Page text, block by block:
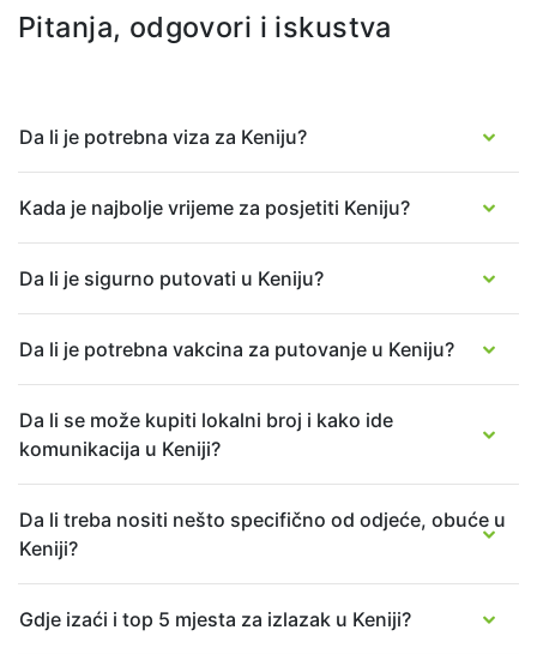
su lako dostupni.
Adresa
Diani Beach Road
80400 Diani Beach
Pitanja, odgovori i iskustva
Da li je potrebna viza za Keniju?
Kada je najbolje vrijeme za posjetiti Keniju?
Da li je sigurno putovati u Keniju?
Da li je potrebna vakcina za putovanje u Keniju?
Da li se može kupiti lokalni broj i kako ide
komunikacija u Keniji?
Da li treba nositi nešto specifično od odjeće, obuće u
Keniji?
Gdje izaći i top 5 mjesta za izlazak u Keniji?